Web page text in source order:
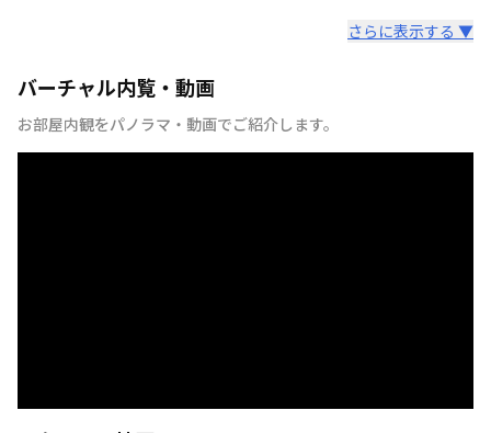
さらに表示する ▼
バーチャル内覧・動画
お部屋内観をパノラマ・動画でご紹介します。